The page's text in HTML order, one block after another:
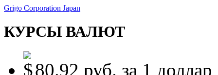
Grigo Corporation Japan
КУРСЫ ВАЛЮТ
80.92 руб. за 1 доллар